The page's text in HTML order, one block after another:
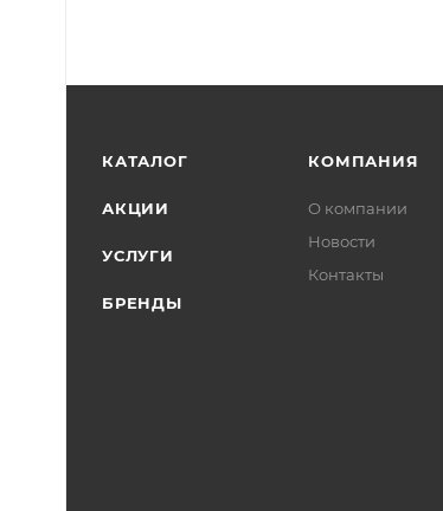
КАТАЛОГ
АКЦИИ
УСЛУГИ
БРЕНДЫ
КОМПАНИЯ
О компании
Новости
Контакты